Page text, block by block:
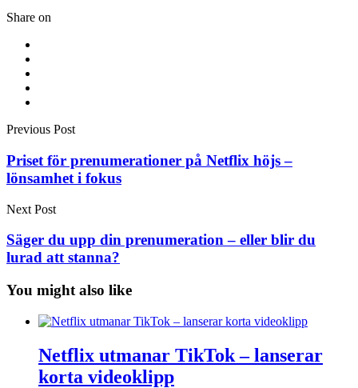
Share on
Previous Post
Priset för prenumerationer på Netflix höjs –
lönsamhet i fokus
Next Post
Säger du upp din prenumeration – eller blir du
lurad att stanna?
You might also like
Netflix utmanar TikTok – lanserar
korta videoklipp